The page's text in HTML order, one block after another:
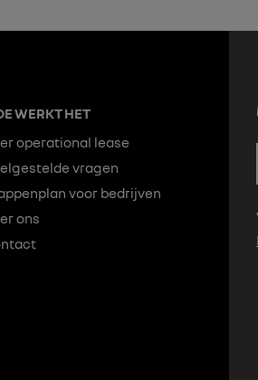
WERKT HET
operational lease
vragen
voor bedrijven
ons